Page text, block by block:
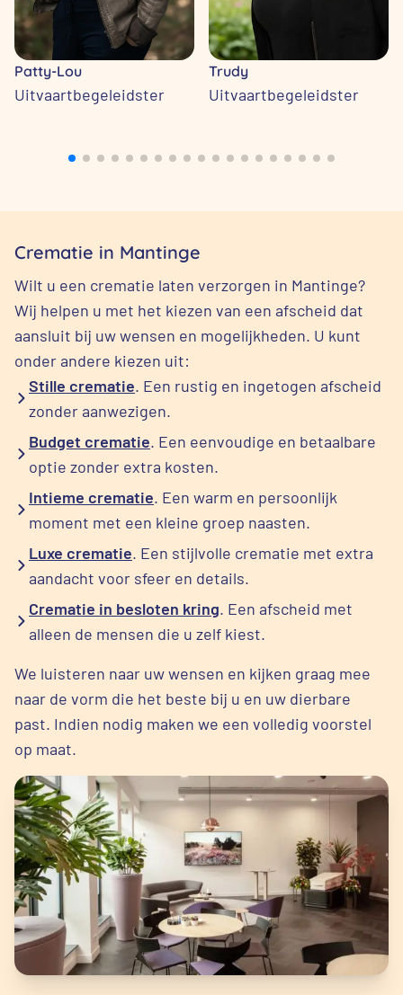
Patty-Lou
Uitvaartbegeleidster
Trudy
Uitvaartbegeleidster
Crematie in Mantinge
Wilt u een crematie laten verzorgen in Mantinge?
Wij helpen u met het kiezen van een afscheid dat
aansluit bij uw wensen en mogelijkheden. U kunt
onder andere kiezen uit:
Stille crematie. Een rustig en ingetogen afscheid
zonder aanwezigen.
Budget crematie. Een eenvoudige en betaalbare
optie zonder extra kosten.
Intieme crematie. Een warm en persoonlijk
moment met een kleine groep naasten.
Luxe crematie. Een stijlvolle crematie met extra
aandacht voor sfeer en details.
Crematie in besloten kring. Een afscheid met
alleen de mensen die u zelf kiest.
We luisteren naar uw wensen en kijken graag mee
naar de vorm die het beste bij u en uw dierbare
past. Indien nodig maken we een volledig voorstel
op maat.